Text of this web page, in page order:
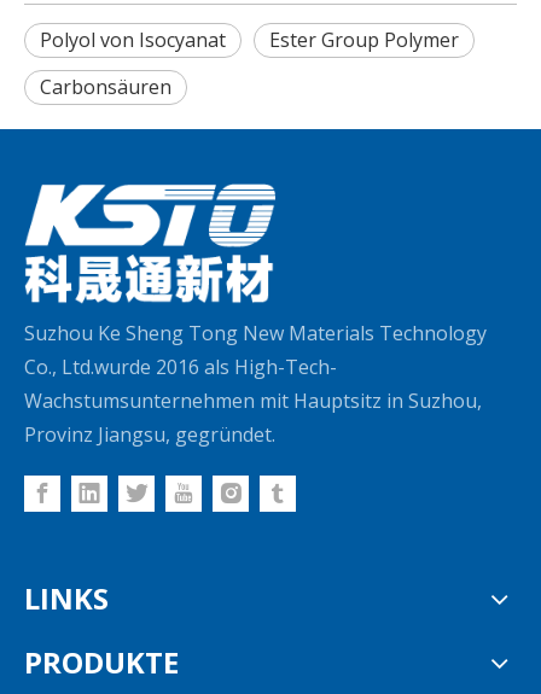
Polyol von Isocyanat
Ester Group Polymer
Carbonsäuren
Suzhou Ke Sheng Tong New Materials Technology
Co., Ltd.wurde 2016 als High-Tech-
Wachstumsunternehmen mit Hauptsitz in Suzhou,
Provinz Jiangsu, gegründet.
LINKS
PRODUKTE